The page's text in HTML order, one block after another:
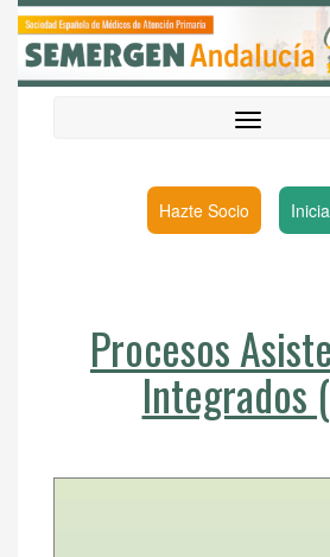
Hazte Socio
Procesos
Integrados